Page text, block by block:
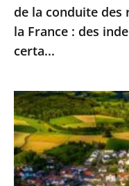
de
la
France
des
indemnisations
possibles
sous
certa...
de la conduite
la France : des
certa...
Artificialisation
des
sols
:
le